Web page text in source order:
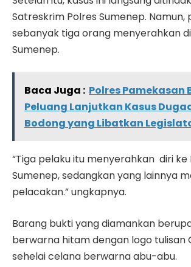
Satreskrim Polres Sumenep. Namun,
sebanyak tiga orang menyerahkan
Sumenep.
Baca Juga : Polres Pamekasan
Peluang Lanjutkan Kasus
Bodong yang Libatkan
“Tiga pelaku itu menyerahkan diri ke
Sumenep, sedangkan yang lainnya
pelacakan.” ungkapnya.
Barang bukti yang diamankan
berwarna hitam dengan logo tulisan
sehelai celana berwarna abu-abu.